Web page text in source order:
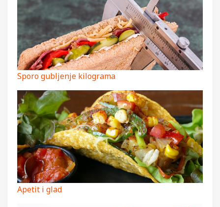
Sporo gubljenje kilograma
Apetit i glad